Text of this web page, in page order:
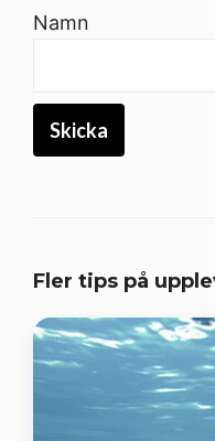
Namn
Fler tips på